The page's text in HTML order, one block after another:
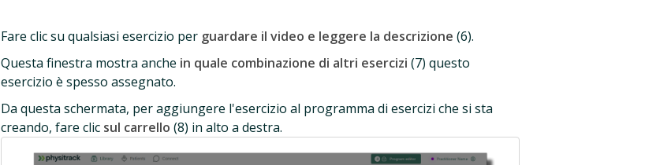
Fare clic su qualsiasi esercizio per guardare il video e leggere la descrizione (6).
Questa finestra mostra anche in quale combinazione di altri esercizi (7) questo
esercizio è spesso assegnato.
Da questa schermata, per aggiungere l'esercizio al programma di esercizi che si sta
creando, fare clic sul carrello (8) in alto a destra.